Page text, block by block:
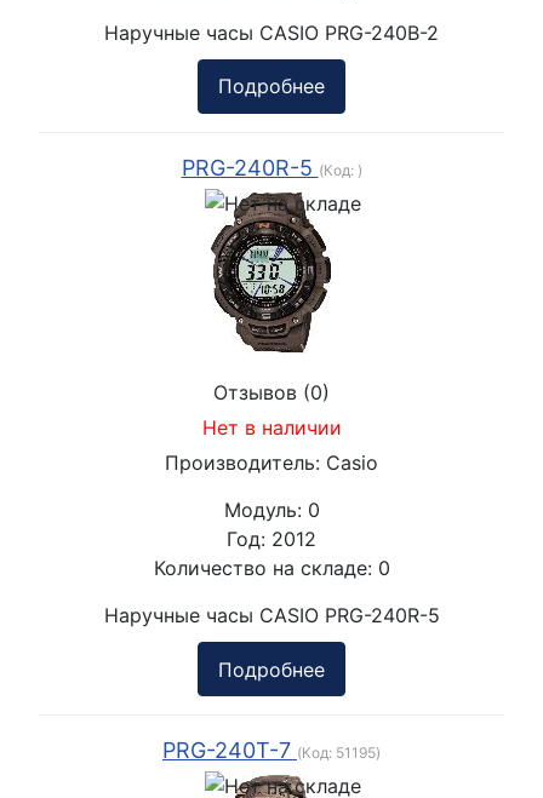
Наручные часы CASIO PRG-240B-2
Подробнее
PRG-240R-5 (Код: )
Отзывов (0)
Нет в наличии
Производитель: Casio
Модуль: 0
Год: 2012
Количество на складе: 0
Наручные часы CASIO PRG-240R-5
Подробнее
PRG-240T-7 (Код: 51195)